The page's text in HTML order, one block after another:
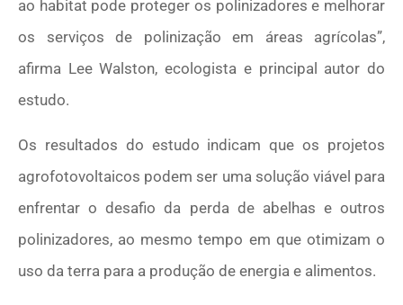
ao habitat pode proteger os polinizadores e melhorar
os serviços de polinização em áreas agrícolas”,
afirma Lee Walston, ecologista e principal autor do
estudo.
Os resultados do estudo indicam que os projetos
agrofotovoltaicos podem ser uma solução viável para
enfrentar o desafio da perda de abelhas e outros
polinizadores, ao mesmo tempo em que otimizam o
uso da terra para a produção de energia e alimentos.